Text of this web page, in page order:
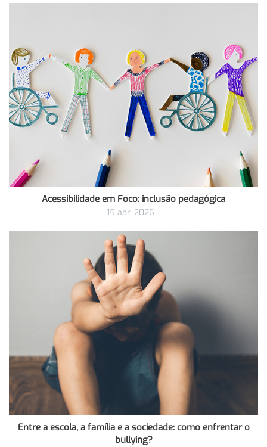
Acessibilidade em Foco: inclusão pedagógica
15 abr, 2026
Entre a escola, a família e a sociedade: como enfrentar o
bullying?